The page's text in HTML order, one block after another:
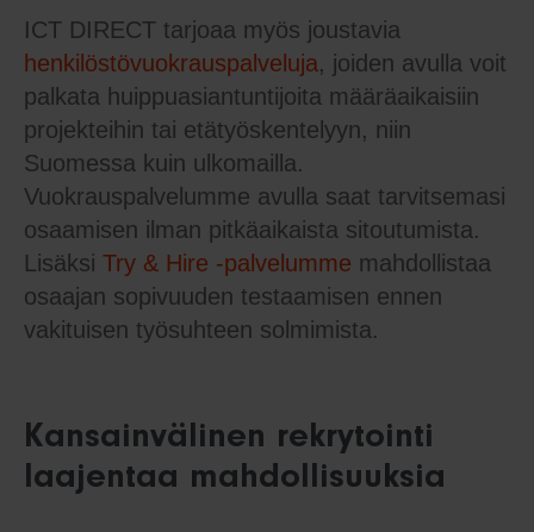
ICT DIRECT tarjoaa myös joustavia
henkilöstövuokrauspalveluja, joiden avulla voit
palkata huippuasiantuntijoita määräaikaisiin
projekteihin tai etätyöskentelyyn, niin
Suomessa kuin ulkomailla.
Vuokrauspalvelumme avulla saat tarvitsemasi
osaamisen ilman pitkäaikaista sitoutumista.
Lisäksi Try & Hire -palvelumme mahdollistaa
osaajan sopivuuden testaamisen ennen
vakituisen työsuhteen solmimista.
Kansainvälinen rekrytointi
laajentaa mahdollisuuksia